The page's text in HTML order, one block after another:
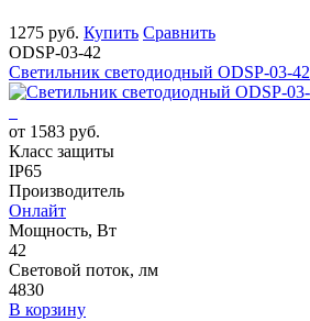
1275 руб. Купить Сравнить
ODSP-03-42
Светильник светодиодный ODSP-03-42
от 1583 руб.
Класс защиты
IP65
Производитель
Онлайт
Мощность, Вт
42
Световой поток, лм
4830
В корзину